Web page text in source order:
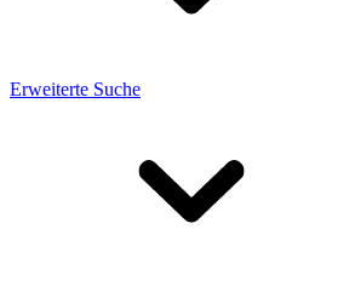
Erweiterte Suche